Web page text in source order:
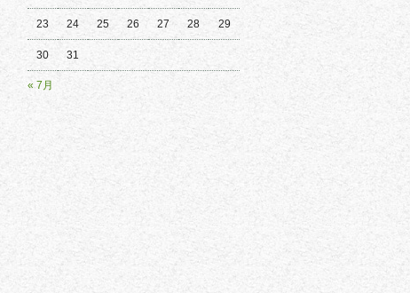
« 7月
23 24 25 26 27 28 29
30 31